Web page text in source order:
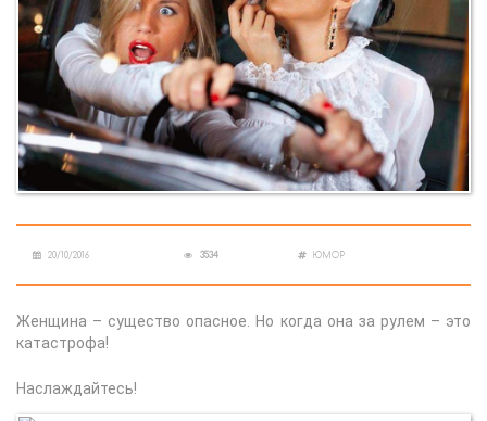
20/10/2016 3534 ЮМОР
Женщина – существо опасное. Но когда она за рулем – это
катастрофа!
Наслаждайтесь!